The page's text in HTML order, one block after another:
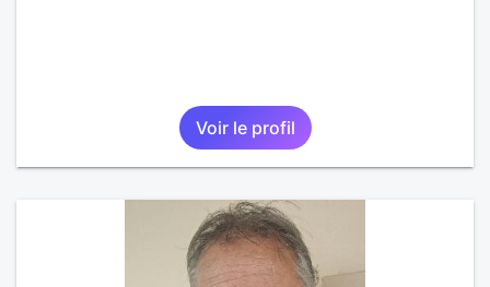
Voir le profil